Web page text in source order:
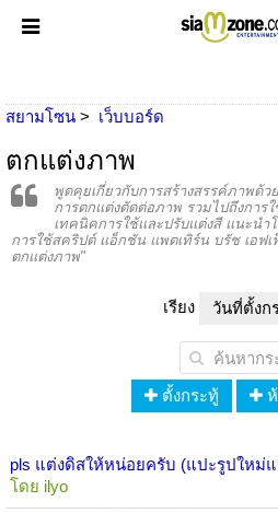
สยามโซน เว็บบอร์ด
ตกแต่งภาพ
พูดคุยเกี่ยวกับการสร้างสรรค์ภาพด้
การตกแต่งตัดต่อภาพ รวมไปถึงการ
เทคนิคการใช้และปรับแต่งสี แนะนำ
การใช้สคริปต์ แอ็กชัน แพตเทิร์น บรัช เอฟ
ตกแต่งภาพ"
เรียง วันที่ตั้งก
ตั้งกระทู้ ห้
pls แต่งดิสให้หน่อยครับ (แปะรูปใหม่
โดย ilyo